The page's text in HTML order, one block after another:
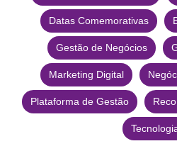
Datas Comemorativas
Gestão de Negócios
Marketing Digital
Plataforma de Gestão